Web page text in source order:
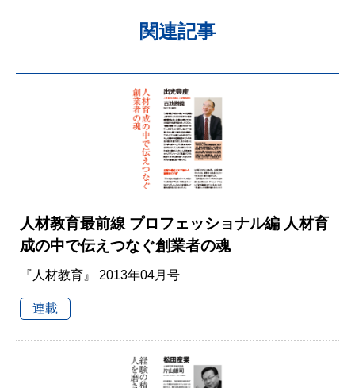
関連記事
人材教育最前線 プロフェッショナル編 人材育
成の中で伝えつなぐ創業者の魂
『人材教育』 2013年04月号
連載